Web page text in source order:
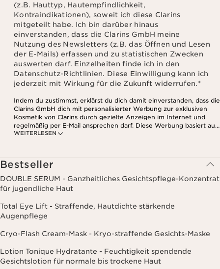
(z.B. Hauttyp, Hautempfindlichkeit,
Kontraindikationen), soweit ich diese Clarins
mitgeteilt habe. Ich bin darüber hinaus
einverstanden, dass die Clarins GmbH meine
Nutzung des Newsletters (z.B. das Öffnen und Lesen
der E-Mails) erfassen und zu statistischen Zwecken
auswerten darf. Einzelheiten finde ich in den
Datenschutz-Richtlinien. Diese Einwilligung kann ich
jederzeit mit Wirkung für die Zukunft widerrufen.*
WEITERLESEN
Indem du zustimmst, erklärst du dich damit einverstanden, dass die
Clarins GmbH dich mit personalisierter Werbung zur exklusiven
Kosmetik von Clarins durch gezielte Anzeigen im Internet und
regelmäßig per E-Mail ansprechen darf. Diese Werbung basiert auf
den Daten, die bei deinem Kontakt mit Clarins anfallen,
mitgeteilt hast. Außerdem stimmst du zu, dass die Clarins GmbH
dein Nutzungsverhalten im Zusammenhang mit dem Newsletter
(z.B. das Öffnen und Lesen der E-Mails) erfassen und zu
statistischen Zwecken auswerten darf. Weitere Informationen
findest du in den Datenschutz-Richtlinien. Diese Einwilligung
Bestseller
DOUBLE SERUM - Ganzheitliches Gesichtspflege-Konzentrat
für jugendliche Haut
Total Eye Lift - Straffende, Hautdichte stärkende
Augenpflege
Cryo-Flash Cream-Mask - Kryo-straffende Gesichts-Maske
Lotion Tonique Hydratante - Feuchtigkeit spendende
Gesichtslotion für normale bis trockene Haut